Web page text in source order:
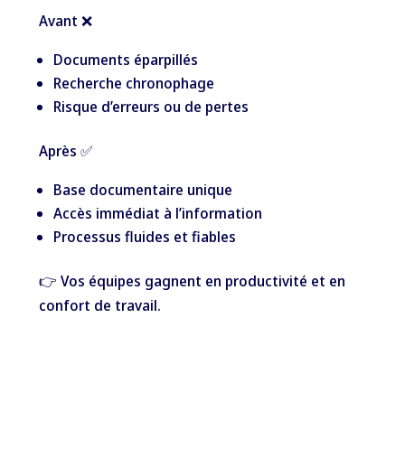
Avant ❌
Documents éparpillés
Recherche chronophage
Risque d’erreurs ou de pertes
Après ✅
Base documentaire unique
Accès immédiat à l’information
Processus fluides et fiables
👉 Vos équipes gagnent en productivité et en
confort de travail.